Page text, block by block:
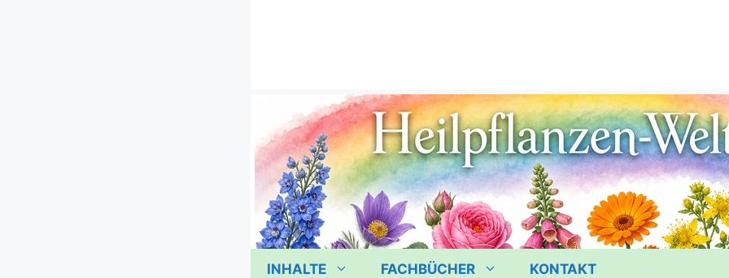
INHALTE FACHBÜCHER KONTAKT